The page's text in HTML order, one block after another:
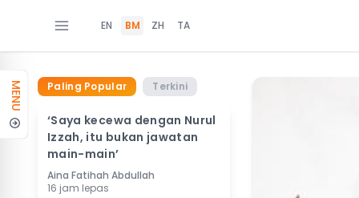
EN BM ZH TA
MENU Paling Popular Terkini
‘Saya kecewa dengan Nurul
Izzah, itu bukan jawatan
main-main’
Aina Fatihah Abdullah
16 jam lepas